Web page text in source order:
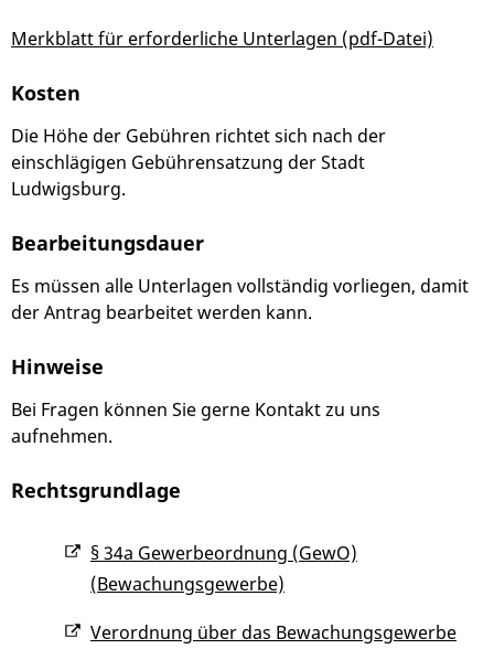
Merkblatt für erforderliche Unterlagen (pdf-Datei)
Kosten
Die Höhe der Gebühren richtet sich nach der
einschlägigen Gebührensatzung der Stadt
Ludwigsburg.
Bearbeitungsdauer
Es müssen alle Unterlagen vollständig vorliegen, damit
der Antrag bearbeitet werden kann.
Hinweise
Bei Fragen können Sie gerne Kontakt zu uns
aufnehmen.
Rechtsgrundlage
§ 34a Gewerbeordnung (GewO)
(Bewachungsgewerbe)
Verordnung über das Bewachungsgewerbe